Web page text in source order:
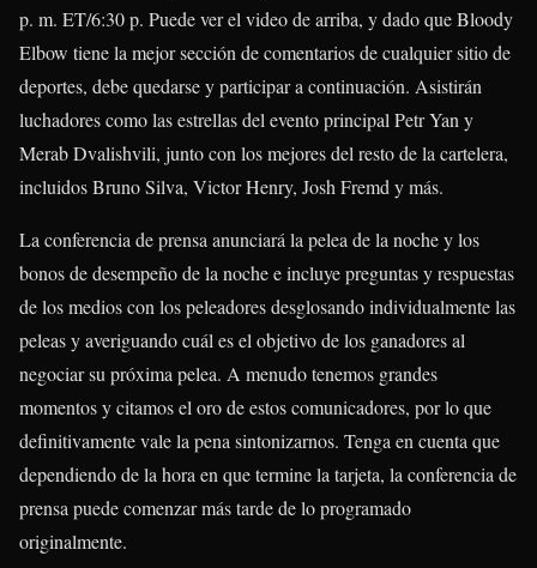
p. m. ET/6:30 p. Puede ver el video de arriba, y dado que Bloody
Elbow tiene la mejor sección de comentarios de cualquier sitio de
deportes, debe quedarse y participar a continuación. Asistirán
luchadores como las estrellas del evento principal Petr Yan y
Merab Dvalishvili, junto con los mejores del resto de la cartelera,
incluidos Bruno Silva, Victor Henry, Josh Fremd y más.
La conferencia de prensa anunciará la pelea de la noche y los
bonos de desempeño de la noche e incluye preguntas y respuestas
de los medios con los peleadores desglosando individualmente las
peleas y averiguando cuál es el objetivo de los ganadores al
negociar su próxima pelea. A menudo tenemos grandes
momentos y citamos el oro de estos comunicadores, por lo que
definitivamente vale la pena sintonizarnos. Tenga en cuenta que
dependiendo de la hora en que termine la tarjeta, la conferencia de
prensa puede comenzar más tarde de lo programado
originalmente.